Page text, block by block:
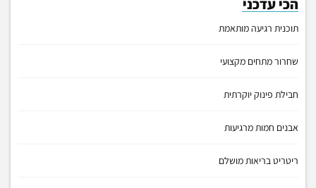
הכי עדכני
תוכנית רגיעה מותאמת
שחרור מתחים מקצועי
חבילת פינוק יוקרתית
אבנים חמות מרגיעות
ריטריט בריאות מושלם